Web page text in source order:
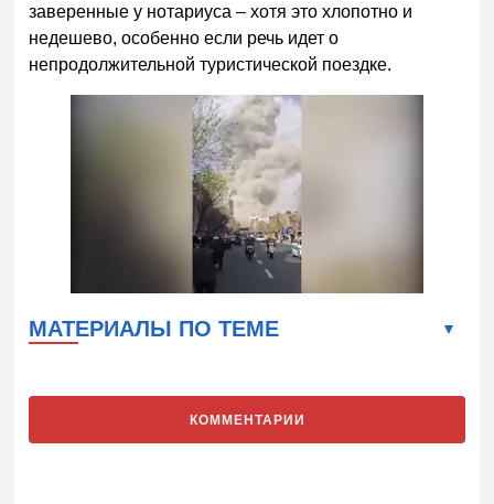
заверенные у нотариуса – хотя это хлопотно и
недешево, особенно если речь идет о
непродолжительной туристической поездке.
МАТЕРИАЛЫ ПО ТЕМЕ
КОММЕНТАРИИ